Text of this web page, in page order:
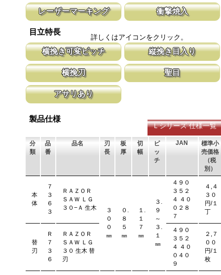
腰に鞘を吊り下げて収納が可能な鞘付タイプは、造園や果樹園、型
枠作業など野外での使用が主な商品に採用しております。
鋸刃表面にメッキ処理をして、サビから
ビにより切断材料を汚す心配がありません。
レーザーマーキング
す。 レーザーマーキングを使用し、マークが消えないようにして
衝撃焼入
刃の秘訣です。
目立特長
詳しくはアイコンをクリック。
横挽き可変ピッチ
刃先はピッチが大きく、刃元へ行くほど小さくなる目立てで、刃全
体で均等に切進むことが出来るようにした目立てです。
縦挽き目入り
横挽の刃に、何カ所か縦挽き目を配置する
を助け、良好な切れ味を発揮します。
横挽刃
木材の繊維をある一定の巾で連続して切り落とす仕組みになってい
ます。 横挽刃を縦挽に使用すると、けっして良好な切れ味は望め
ません。
聖目
アサリあり
まれないようにしています。 板厚より切幅は大きくなります。
製品仕様
Ｌシリーズ 仕様一覧
分
類
品
番
品名
刃
長
板
厚
切
幅
ピ
ッ
チ
JAN
標準小
売価格
（税
別）
本
体
７
３
６
３
ＲＡＺＯＲ
ＳＡＷ ＬＧ
３０−Ａ 生木
３
０
０
㎜
０.
８
５
㎜
１.
１
７
㎜
３.
９
～
３.
１
㎜
４９０
３５２
４ ４０
０２８
７
４,４
３０
円/１
丁
替
刃
Ｒ
７
３
６
ＲＡＺＯＲ
ＳＡＷ ＬＧ
３０ 生木 替
刃
４９０
３５２
４ ４０
０４０
９
２,７
００
円/１
枚